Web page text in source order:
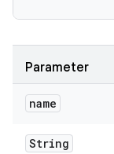
Parameter
name
String